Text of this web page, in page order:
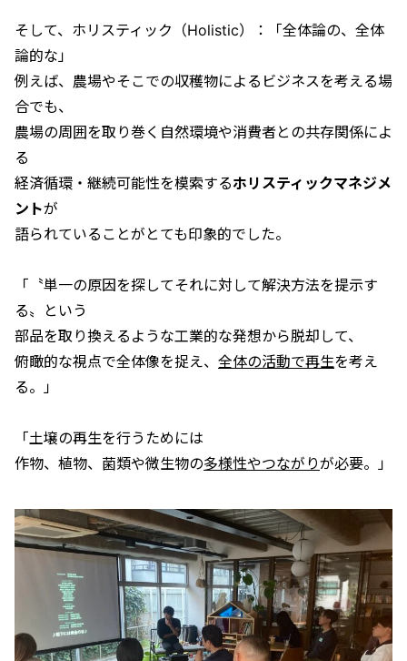
そして、ホリスティック（Holistic）：「全体論の、全体
論的な」
例えば、農場やそこでの収穫物によるビジネスを考える場
合でも、
農場の周囲を取り巻く自然環境や消費者との共存関係によ
る
経済循環・継続可能性を模索するホリスティックマネジメ
ントが
語られていることがとても印象的でした。
「〝単一の原因を探してそれに対して解決方法を提示す
る〟という
部品を取り換えるような工業的な発想から脱却して、
俯瞰的な視点で全体像を捉え、 全体の活動で再生を考え
る。」
「土壌の再生を行うためには
作物、植物、菌類や微生物の多様性やつながりが必要。」